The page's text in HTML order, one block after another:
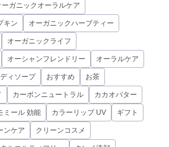
ーガニックオーラルケア
キン オーガニックハーブティー
オーガニックライフ
オーシャンフレンドリー オーラルケア
ィソープ おすすめ お茶
カーボンニュートラル カカオバター
ミール 効能 カラーリップ UV ギフト
ンケア クリーンコスメ